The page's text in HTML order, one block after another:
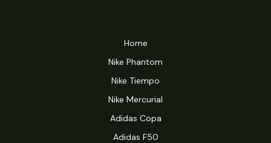
Home
Nike Phantom
Nike Tiempo
Nike Mercurial
Adidas Copa
Adidas F50